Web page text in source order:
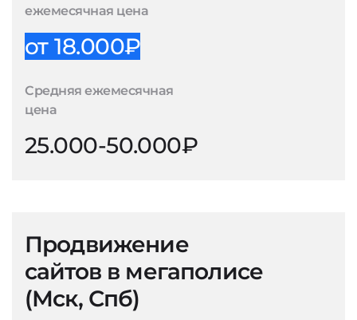
ежемесячная цена
от 18.000₽
Средняя ежемесячная
цена
25.000-50.000₽
Продвижение
сайтов в мегаполисе
(Мск, Спб)